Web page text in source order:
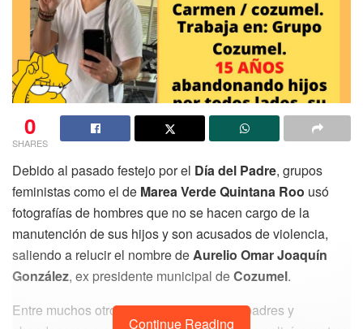
0
SHARES
Debido al pasado festejo por el Día del Padre, grupos
feministas como el de Marea Verde Quintana Roo usó
fotografías de hombres que no se hacen cargo de la
manutención de sus hijos y son acusados de violencia,
saliendo a relucir el nombre deAurelio Omar Joaquín
González, ex presidente municipal deCozumel.
Entre muchos otros hombres que fueron padres y
Continue Reading